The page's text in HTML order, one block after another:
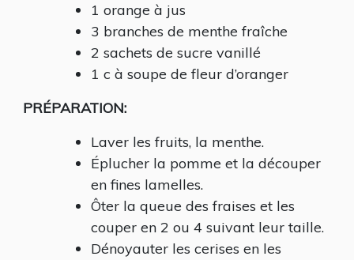
1 orange à jus
3 branches de menthe fraîche
2 sachets de sucre vanillé
1 c à soupe de fleur d’oranger
PRÉPARATION:
Laver les fruits, la menthe.
Éplucher la pomme et la découper
en fines lamelles.
Ôter la queue des fraises et les
couper en 2 ou 4 suivant leur taille.
Dénoyauter les cerises en les